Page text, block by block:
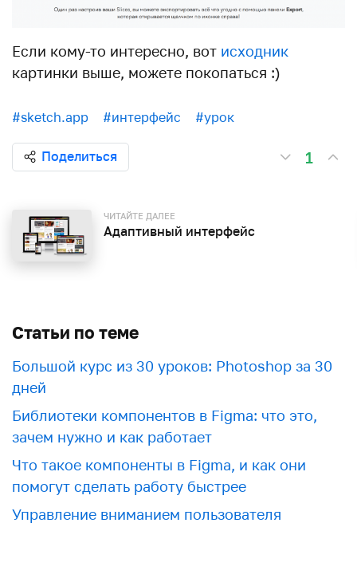
Если кому-то интересно, вот исходник
картинки выше, можете покопаться :)
#sketch.app #интерфейс #урок
Поделиться 1
ЧИТАЙТЕ ДАЛЕЕ
Адаптивный интерфейс
Статьи по теме
Большой курс из 30 уроков: Photoshop за 30
дней
Библиотеки компонентов в Figma: что это,
зачем нужно и как работает
Что такое компоненты в Figma, и как они
помогут сделать работу быстрее
Управление вниманием пользователя